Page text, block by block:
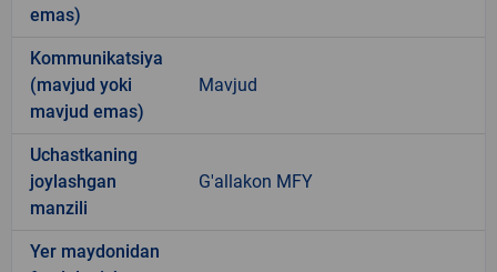
emas)
Kommunikatsiya
(mavjud yoki
mavjud emas)
Mavjud
Uchastkaning
joylashgan
manzili
G'allakon MFY
Yer maydonidan